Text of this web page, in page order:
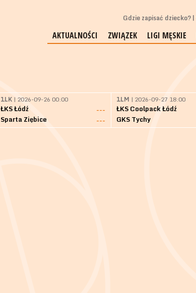
Gdzie zapisać dziecko?
AKTUALNOŚCI ZWIĄZEK LIGI MĘSKIE
1LK | 2026-09-26 00:00
ŁKS Łódź
---
Sparta Ziębice
---
1LM | 2026-09-27 18:00
ŁKS Coolpack Łódź
GKS Tychy